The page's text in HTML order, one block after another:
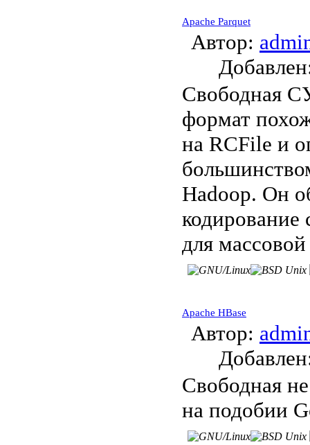
Apache Parquet
Автор:
Свободная
формат
на RCFile и
Hadoop. Он
для
Apache HBase
Автор:
Свободная
на подобии